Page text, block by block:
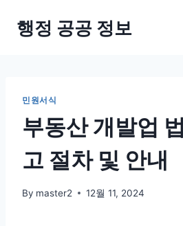
행정 공공 정보
민원서식
부동산 개발업
고 절차 및 안내
By master2 12월 11, 2024